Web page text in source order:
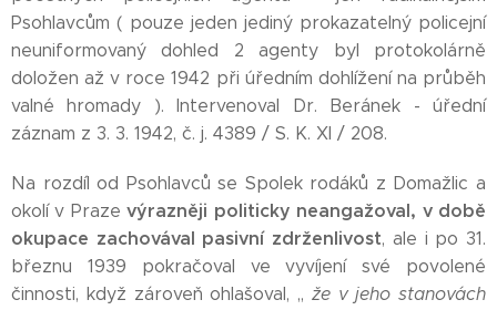
Psohlavcům ( pouze jeden jediný prokazatelný policejní
neuniformovaný dohled 2 agenty byl protokolárně
doložen až v roce 1942 při úředním dohlížení na průběh
valné hromady ). Intervenoval Dr. Beránek - úřední
záznam z 3. 3. 1942, č. j. 4389 / S. K. XI / 208.
Na rozdíl od Psohlavců se Spolek rodáků z Domažlic a
okolí v Prazevýrazněji politicky neangažoval, v době
okupace zachovával pasivní zdrženlivost, ale i po 31.
březnu 1939 pokračoval ve vyvíjení své povolené
činnosti, když zároveň ohlašoval, ,, že v jeho stanovách